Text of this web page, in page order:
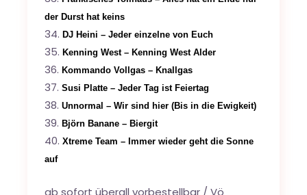
der Durst hat keins
DJ Heini – Jeder einzelne von Euch
Kenning West – Kenning West Alder
Kommando Vollgas – Knallgas
Susi Platte – Jeder Tag ist Feiertag
Unnormal – Wir sind hier (Bis in die Ewigkeit)
Björn Banane – Biergit
Xtreme Team – Immer wieder geht die Sonne
auf
ab sofort überall vorbestellbar / Vö